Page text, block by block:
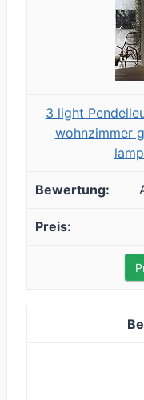
3 light
wohnzimmer